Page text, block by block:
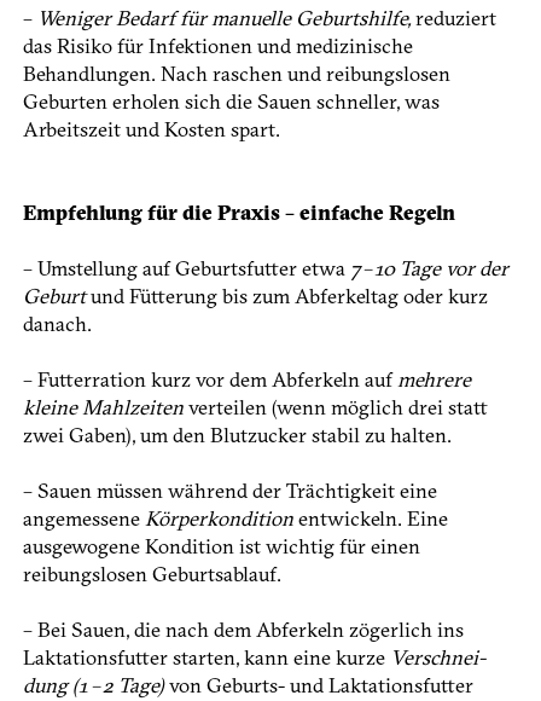
– Weniger Bedarf für manuelle Geburtshilfe,reduziert
das Risiko für Infektionen und medizinische
Behandlungen. Nach raschen und reibungslosen
Geburten erholen sich die Sauen schneller, was
Arbeitszeit und Kosten spart.
Empfehlung für die Praxis – einfache Regeln
– Umstellung auf Geburtsfutter etwa 7 – 10 Tage vor der
Geburtund Fütterung bis zum Abferkeltag oder kurz
danach.
– Futterration kurz vor dem Abferkeln auf mehrere
kleine Mahlzeitenverteilen (wenn möglich drei statt
zwei Gaben), um den Blutzucker stabil zu halten.
– Sauen müssen während der Trächtigkeit eine
angemessene Körperkonditionentwickeln. Eine
ausgewogene Kondition ist wichtig für einen
reibungslosen Geburtsablauf.
– Bei Sauen, die nach dem Abferkeln zögerlich ins
Laktationsfutter ­starten, kann eine kurze Verschnei­
dung (1 – 2 Tage)von Geburts- und Laktationsfutter